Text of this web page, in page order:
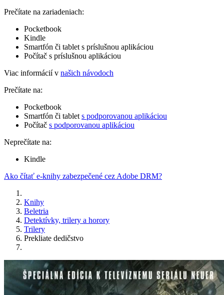
Prečítate na zariadeniach:
Pocketbook
Kindle
Smartfón či tablet s príslušnou aplikáciou
Počítač s príslušnou aplikáciou
Viac informácií v našich návodoch
Prečítate na:
Pocketbook
Smartfón či tablet s podporovanou aplikáciou
Počítač s podporovanou aplikáciou
Neprečítate na:
Kindle
Ako čítať e-knihy zabezpečené cez Adobe DRM?
Knihy
Beletria
Detektívky, trilery a horory
Trilery
Prekliate dedičstvo